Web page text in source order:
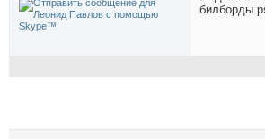
билборды